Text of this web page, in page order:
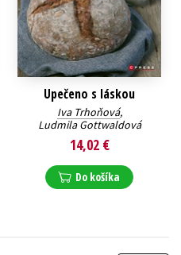
Upečeno s láskou
Iva Trhoňová,
Ludmila Gottwaldová
14,02 €
Do košíka